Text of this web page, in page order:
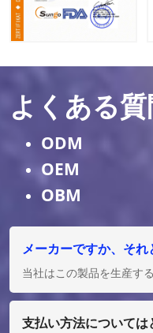
よくある質
ODM
OEM
OBM
メーカーですか、それ
当社はこの製品を生産す
支払い方法については